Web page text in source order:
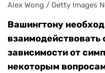
Alex Wong / Getty Images
Вашингтону
взаимодействовать
зависимости от
некоторым